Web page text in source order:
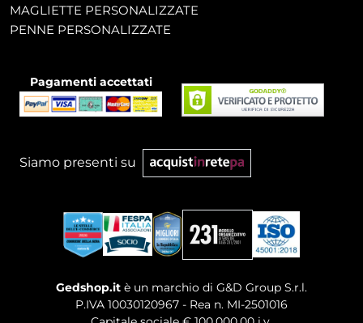
MAGLIETTE PERSONALIZZATE
PENNE PERSONALIZZATE
Pagamenti accettati
Siamo presenti su
Gedshop.it è un marchio di G&D Group S.r.l.
P.IVA 10030120967 - Rea n. MI-2501016